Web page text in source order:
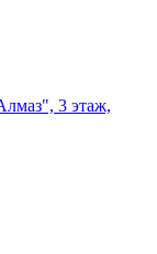
3 этаж,